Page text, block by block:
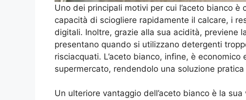
Uno dei principali motivi per cui l’aceto bianco
capacità di sciogliere rapidamente il calcare, i
digitali. Inoltre, grazie alla sua acidità, previene
presentano quando si utilizzano detergenti
risciacquati. L’aceto bianco, infine, è
supermercato, rendendolo una soluzione
Un ulteriore vantaggio dell’aceto bianco è la